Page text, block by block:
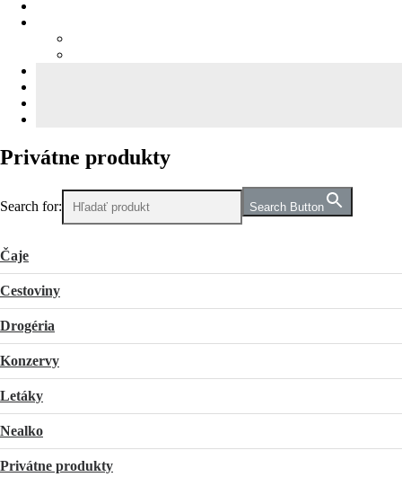
Privátne produkty
Search for: Search Button
Čaje
Cestoviny
Drogéria
Konzervy
Letáky
Nealko
Privátne produkty